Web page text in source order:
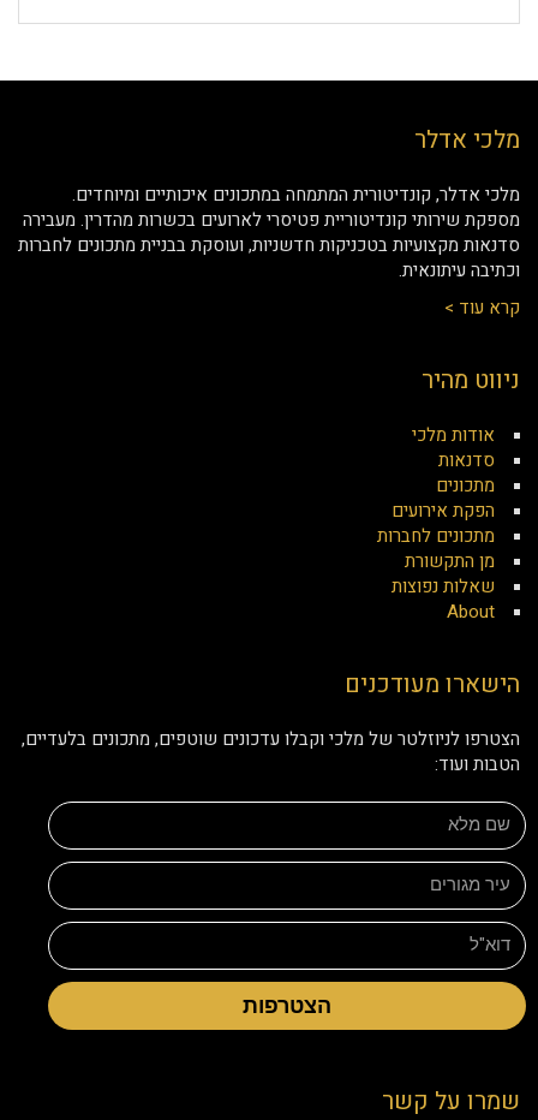
מלכי אדלר
מלכי אדלר, קונדיטורית המתמחה במתכונים איכותיים ומיוחדים.
מספקת שירותי קונדיטוריית פטיסרי לארועים בכשרות מהדרין. מעבירה
סדנאות מקצועיות בטכניקות חדשניות, ועוסקת בבניית מתכונים לחברות
וכתיבה עיתונאית.
קרא עוד >
ניווט מהיר
אודות מלכי
סדנאות
מתכונים
הפקת אירועים
מתכונים לחברות
מן התקשורת
שאלות נפוצות
About
הישארו מעודכנים
הצטרפו לניוזלטר של מלכי וקבלו עדכונים שוטפים, מתכונים בלעדיים,
הטבות ועוד:
הצטרפות
שמרו על קשר